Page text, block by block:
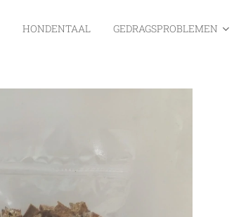
HONDENTAAL GEDRAGSPROBLEMEN